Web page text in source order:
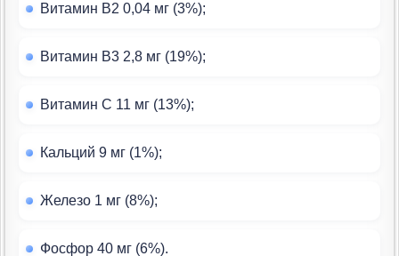
Витамин B2 0,04 мг (3%);
Витамин B3 2,8 мг (19%);
Витамин С 11 мг (13%);
Кальций 9 мг (1%);
Железо 1 мг (8%);
Фосфор 40 мг (6%).